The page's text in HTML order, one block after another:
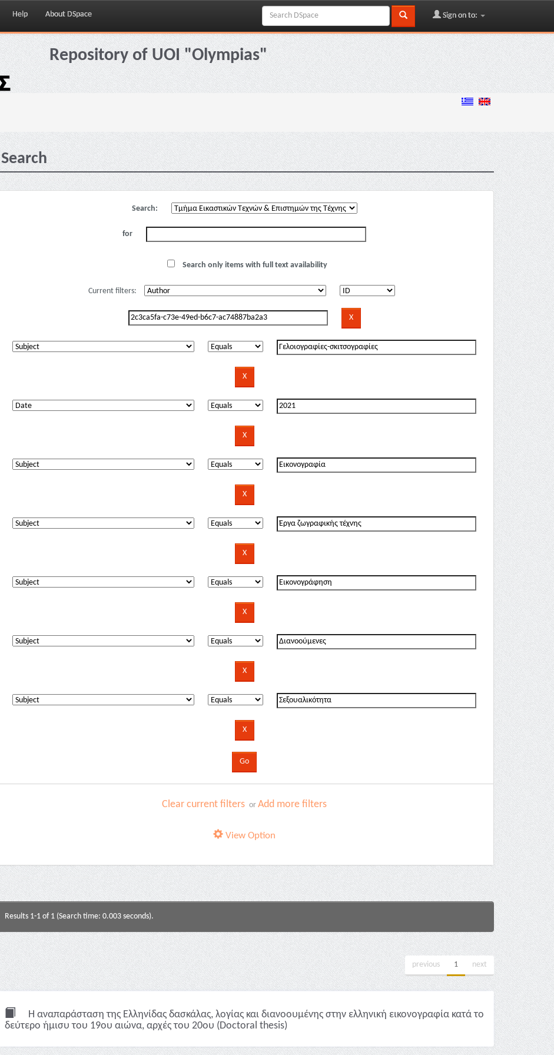
Help About DSpace Sign on to:
Repository of UOI "Olympias"
Search
Search:
for
Search only items with full text availability
Current filters:
Clear current filters orAdd more filters
View Option
Results 1-1 of 1 (Search time: 0.003 seconds).
previous 1 next
Η αναπαράσταση της Ελληνίδας δασκάλας, λoγίας και διανοουμένης στην ελληνική εικονογραφία κατά το
δεύτερο ήμισυ του 19ου αιώνα, αρχές του 20ου (Doctoral thesis)